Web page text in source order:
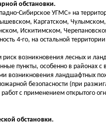
обстановки.
Сибирское УГМС» на
Каргатском,
Искитимском,
4-го, на остальной
риск возникновения лесных и
пункты, особенно в районах
возникновения ландшафтных
безопасности (при
с применением открытого
обстановки.